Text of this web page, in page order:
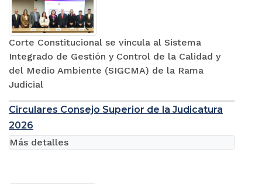
Corte Constitucional se vincula al Sistema
Integrado de Gestión y Control de la Calidad y
del Medio Ambiente (SIGCMA) de la Rama
Judicial
Circulares Consejo Superior de la Judicatura
2026
Más detalles